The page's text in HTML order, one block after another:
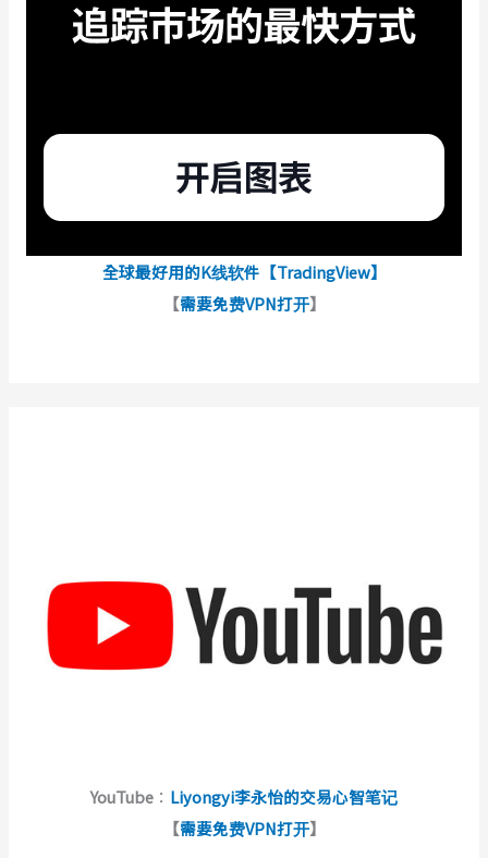
全球最好用的K线软件【TradingView】
【需要免费VPN打开】
YouTube ： Liyongyi李永怡的交易心智笔记
【需要免费VPN打开】